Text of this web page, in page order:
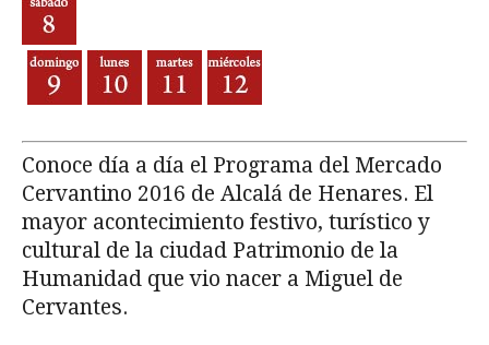
Conoce día a día el Programa del Mercado
Cervantino 2016 de Alcalá de Henares. El
mayor acontecimiento festivo, turístico y
cultural de la ciudad Patrimonio de la
Humanidad que vio nacer a Miguel de
Cervantes.